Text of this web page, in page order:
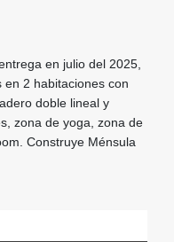
en julio del 2025,
2 habitaciones con
doble lineal y
zona de yoga, zona de
Construye Ménsula